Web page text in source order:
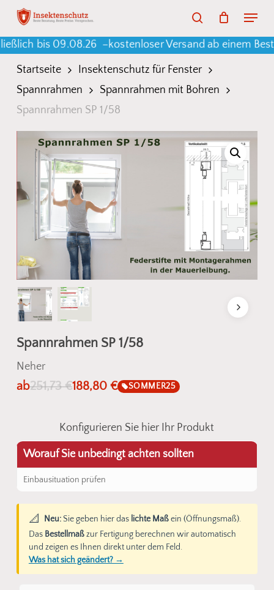
Skip
main
content
Menu
Cart
bis 09.08.26 –kostenloser Versand ab einem
Startseite
Insektenschutz für Fenster
Spannrahmen
Spannrahmen mit Bohren
Spannrahmen SP 1/58
Spannrahmen SP 1/58
Neher
ab251,73€188,80 € SOMMER25
Konfigurieren Sie hier Ihr Produkt
Worauf Sie unbedingt achten sollten
Einbausituation prüfen
📐 Neu:Sie geben hier das lichte Maßein (Öffnungsmaß).
Das Bestellmaßzur Fertigung berechnen wir automatisch
und zeigen es Ihnen direkt unter dem Feld.
Was hat sich geändert? →